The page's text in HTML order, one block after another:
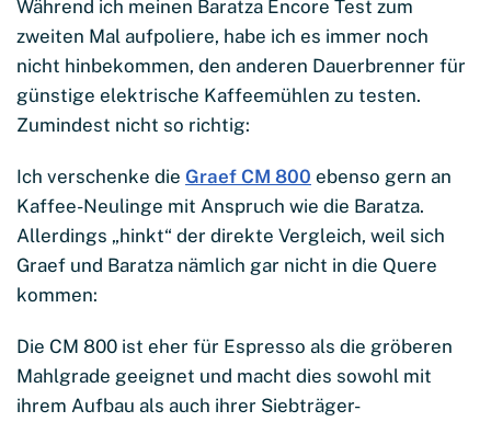
Während ich meinen Baratza Encore Test zum
zweiten Mal aufpoliere, habe ich es immer noch
nicht hinbekommen, den anderen Dauerbrenner für
günstige elektrische Kaffeemühlen zu testen.
Zumindest nicht so richtig:
Ich verschenke die Graef CM 800 ebenso gern an
Kaffee-Neulinge mit Anspruch wie die Baratza.
Allerdings „hinkt“ der direkte Vergleich, weil sich
Graef und Baratza nämlich gar nicht in die Quere
kommen:
Die CM 800 ist eher für Espresso als die gröberen
Mahlgrade geeignet und macht dies sowohl mit
ihrem Aufbau als auch ihrer Siebträger-